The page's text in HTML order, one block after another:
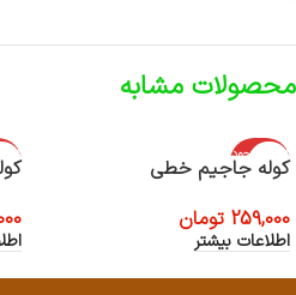
محصولات مشابه
اتمام موجود
ی
کوله جاجیم خطی
259,000 تومان
اطلاعات بیشتر